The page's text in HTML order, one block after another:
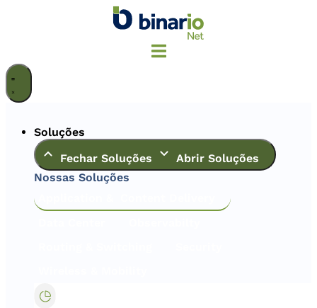
Soluções
Fechar Soluções
Abrir Soluções
Nossas Soluções